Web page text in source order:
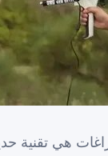
هي تقنية